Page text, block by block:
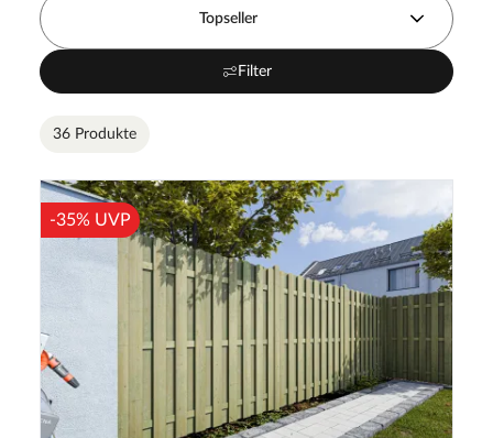
Topseller
Filter
36 Produkte
-35% UVP